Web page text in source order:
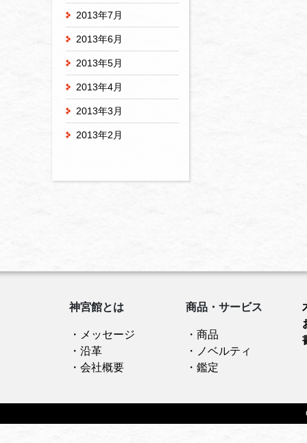
2013年7月
2013年6月
2013年5月
2013年4月
2013年3月
2013年2月
神宮館とは
・メッセージ
・沿革
・会社概要
商品・サービス
・商品
・ノベルティ
・鑑定